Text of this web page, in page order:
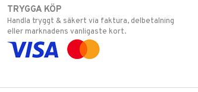
TRYGGA KÖP
Handla tryggt & säkert via faktura, delbetalning
eller marknadens vanligaste kort.